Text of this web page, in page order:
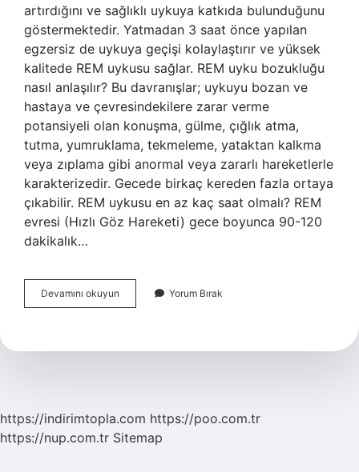
artırdığını ve sağlıklı uykuya katkıda bulunduğunu
göstermektedir. Yatmadan 3 saat önce yapılan
egzersiz de uykuya geçişi kolaylaştırır ve yüksek
kalitede REM uykusu sağlar. REM uyku bozukluğu
nasıl anlaşılır? Bu davranışlar; uykuyu bozan ve
hastaya ve çevresindekilere zarar verme
potansiyeli olan konuşma, gülme, çığlık atma,
tutma, yumruklama, tekmeleme, yataktan kalkma
veya zıplama gibi anormal veya zararlı hareketlerle
karakterizedir. Gecede birkaç kereden fazla ortaya
çıkabilir. REM uykusu en az kaç saat olmalı? REM
evresi (Hızlı Göz Hareketi) gece boyunca 90-120
dakikalık…
Devamını okuyun
Uykusu
Olur
Yorum Bırak
https://indirimtopla.com https://poo.com.tr
https://nup.com.tr Sitemap